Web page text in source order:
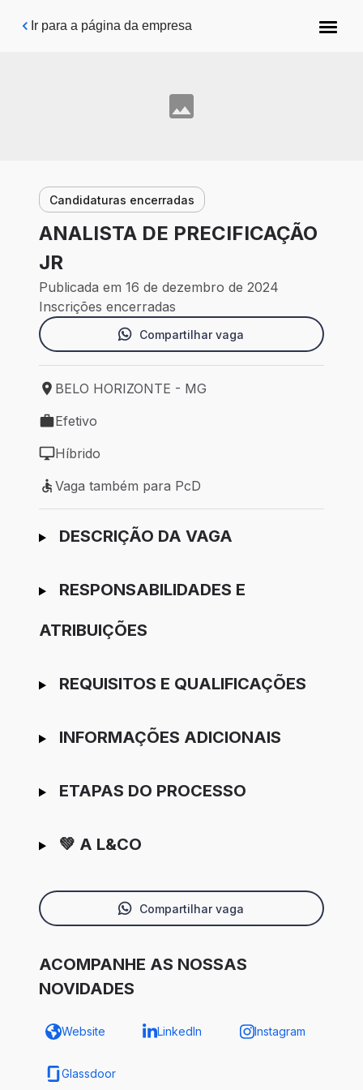
Pular para o conteúdo principal
Ir para a página da empresa
Candidaturas encerradas
ANALISTA DE PRECIFICAÇÃO
JR
Publicada em 16 de dezembro de 2024
Inscrições encerradas
Compartilhar vaga
Local de trabalho: BELO HORIZONTE - MG
BELO HORIZONTE - MG
Tipo de vaga: Efetivo
Efetivo
Modelo de trabalho: Híbrido
Híbrido
Vaga também para PcD
Vaga também para PcD
Ir para candidatura
DESCRIÇÃO DA VAGA
RESPONSABILIDADES E
ATRIBUIÇÕES
REQUISITOS E QUALIFICAÇÕES
INFORMAÇÕES ADICIONAIS
ETAPAS DO PROCESSO
💚 A L&CO
Compartilhar vaga
ACOMPANHE AS NOSSAS
NOVIDADES
Website LinkedIn Instagram
Glassdoor